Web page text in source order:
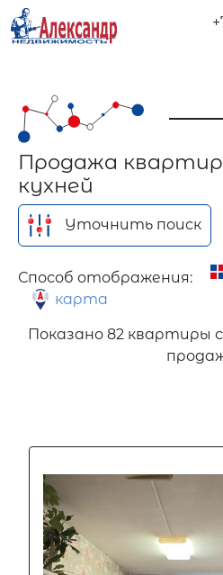
Продажа
кухней
Уточнить поиск
Способ отображения:
карта
Показано 82 квартиры